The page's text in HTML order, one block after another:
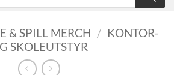
& SPILL MERCH / KONTOR-
SKOLEUTSTYR